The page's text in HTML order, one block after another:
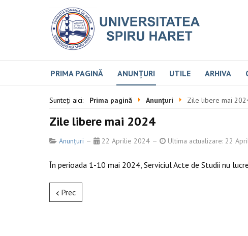
PRIMA PAGINĂ ANUNȚURI UTILE ARHIVA
Sunteți aici: Prima pagină Anunțuri Zile libere mai
Zile libere mai 2024
Anunțuri 22 Aprilie 2024 Ultima actualizare: 22
În perioada 1-10 mai 2024, Serviciul Acte de Studii nu
Prec